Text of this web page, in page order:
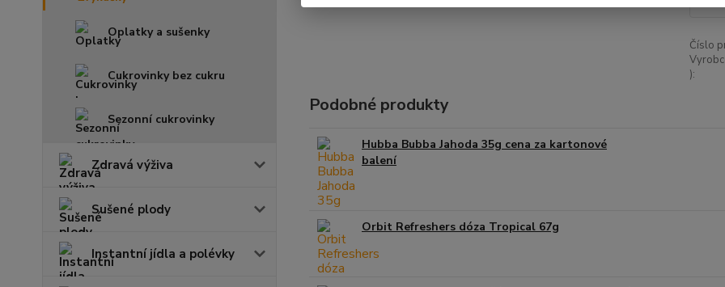
Oplatky a sušenky
Cukrovinky bez cukru
Sezonní cukrovinky
Zdravá výživa
Sušené plody
Instantní jídla a polévky
Číslo
):
Podobné produkty
Hubba Bubba Jahoda 35g cena za kartonové
balení
Orbit Refreshers dóza Tropical 67g